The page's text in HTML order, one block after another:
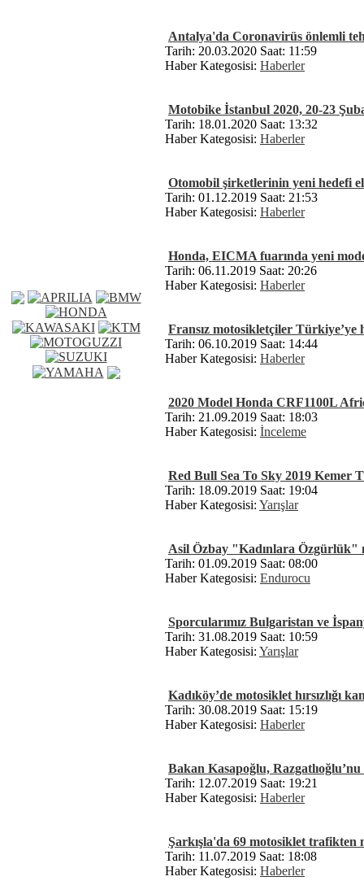
Antalya'da Coronavirüs önlemli
Tarih: 20.03.2020 Saat: 11:59
Haber Kategosisi: Haberler
Motobike İstanbul 2020, 20-23
Tarih: 18.01.2020 Saat: 13:32
Haber Kategosisi: Haberler
Otomobil şirketlerinin yeni hedefi
Tarih: 01.12.2019 Saat: 21:53
Haber Kategosisi: Haberler
Honda, EICMA fuarında yeni
Tarih: 06.11.2019 Saat: 20:26
Haber Kategosisi: Haberler
Fransız motosikletçiler Türkiye’ye
Tarih: 06.10.2019 Saat: 14:44
Haber Kategosisi: Haberler
2020 Model Honda CRF1100L
Tarih: 21.09.2019 Saat: 18:03
Haber Kategosisi: İnceleme
Red Bull Sea To Sky 2019 Kemer
Tarih: 18.09.2019 Saat: 19:04
Haber Kategosisi: Yarışlar
Asil Özbay "Kadınlara Özgürlük"
Tarih: 01.09.2019 Saat: 08:00
Haber Kategosisi: Endurocu
Sporcularımız Bulgaristan ve
Tarih: 31.08.2019 Saat: 10:59
Haber Kategosisi: Yarışlar
Kadıköy’de motosiklet hırsızlığı
Tarih: 30.08.2019 Saat: 15:19
Haber Kategosisi: Haberler
Bakan Kasapoğlu, Razgatlıoğlu’nu
Tarih: 12.07.2019 Saat: 19:21
Haber Kategosisi: Haberler
Şarkışla'da 69 motosiklet trafikten
Tarih: 11.07.2019 Saat: 18:08
Haber Kategosisi: Haberler